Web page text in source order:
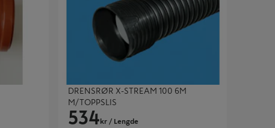
DRENSRØR X-STREAM 100 6M
M/TOPPSLIS
534 kr / Lengde